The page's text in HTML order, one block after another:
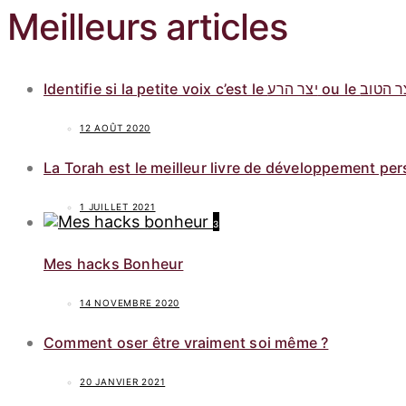
Meilleurs articles
12 AOÛT 2020
La Torah est le meilleur livre de développement
1 JUILLET 2021
3
Mes hacks Bonheur
14 NOVEMBRE 2020
Comment oser être vraiment soi même ?
20 JANVIER 2021